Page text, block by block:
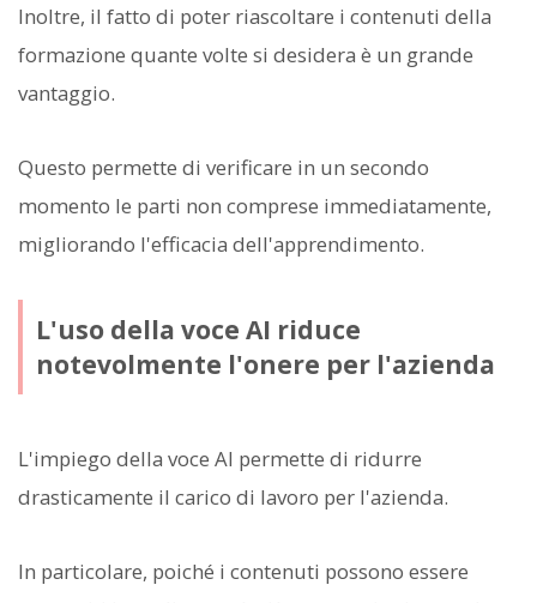
Inoltre, il fatto di poter riascoltare i contenuti della
formazione quante volte si desidera è un grande
vantaggio.
Questo permette di verificare in un secondo
momento le parti non comprese immediatamente,
migliorando l'efficacia dell'apprendimento.
L'uso della voce AI riduce
notevolmente l'onere per l'azienda
L'impiego della voce AI permette di ridurre
drasticamente il carico di lavoro per l'azienda.
In particolare, poiché i contenuti possono essere